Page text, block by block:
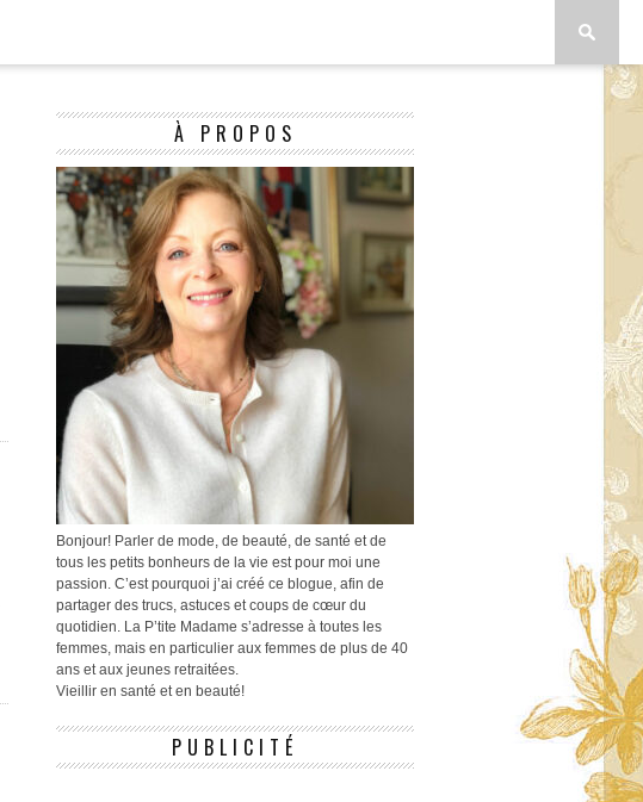
À PROPOS
Bonjour! Parler de mode, de beauté, de santé et de
tous les petits bonheurs de la vie est pour moi une
passion. C’est pourquoi j’ai créé ce blogue, afin de
partager des trucs, astuces et coups de cœur du
quotidien. La P’tite Madame s’adresse à toutes les
femmes, mais en particulier aux femmes de plus de 40
ans et aux jeunes retraitées.
Vieillir en santé et en beauté!
PUBLICITÉ